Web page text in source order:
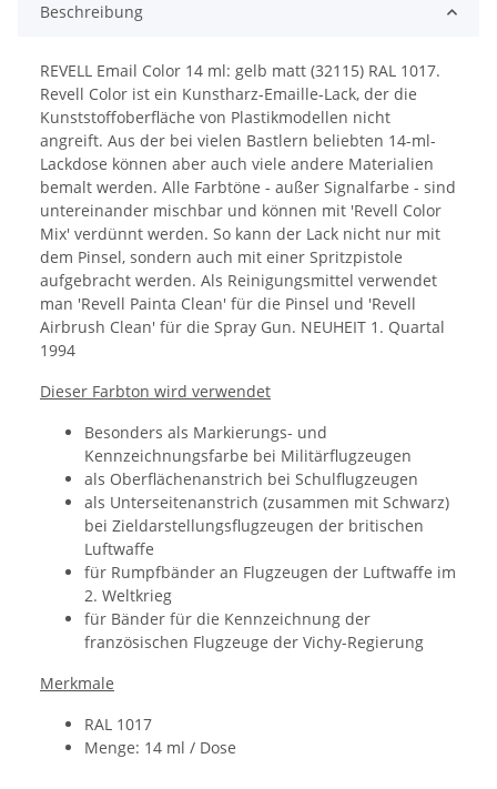
Beschreibung
REVELL Email Color 14 ml: gelb matt (32115) RAL 1017.
Revell Color ist ein Kunstharz-Emaille-Lack, der die
Kunststoffoberfläche von Plastikmodellen nicht
angreift. Aus der bei vielen Bastlern beliebten 14-ml-
Lackdose können aber auch viele andere Materialien
bemalt werden. Alle Farbtöne - außer Signalfarbe - sind
untereinander mischbar und können mit 'Revell Color
Mix' verdünnt werden. So kann der Lack nicht nur mit
dem Pinsel, sondern auch mit einer Spritzpistole
aufgebracht werden. Als Reinigungsmittel verwendet
man 'Revell Painta Clean' für die Pinsel und 'Revell
Airbrush Clean' für die Spray Gun. NEUHEIT 1. Quartal
1994
Dieser Farbton wird verwendet
Besonders als Markierungs- und
Kennzeichnungsfarbe bei Militärflugzeugen
als Oberflächenanstrich bei Schulflugzeugen
als Unterseitenanstrich (zusammen mit Schwarz)
bei Zieldarstellungsflugzeugen der britischen
Luftwaffe
für Rumpfbänder an Flugzeugen der Luftwaffe im
2. Weltkrieg
für Bänder für die Kennzeichnung der
französischen Flugzeuge der Vichy-Regierung
Merkmale
RAL 1017
Menge: 14 ml / Dose